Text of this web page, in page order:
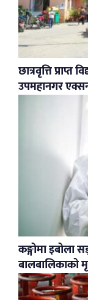
छात्रवृत्ति
उपमहानगर
कङ्गोमा इबोला
बालबालिकाको